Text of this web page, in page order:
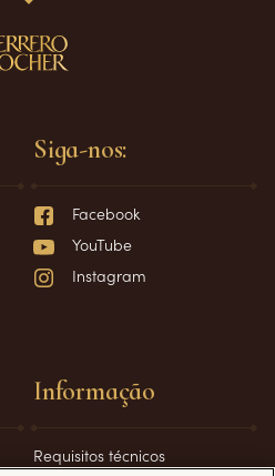
Informação
Requisitos técnicos
Siga-nos:
Facebook
YouTube
Instagram